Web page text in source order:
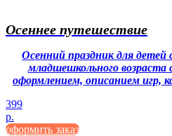
Осеннее путешествие
Осенний праздник для детей
младшешкольного
оформлением, описанием игр,
399
р.
оформить заказ